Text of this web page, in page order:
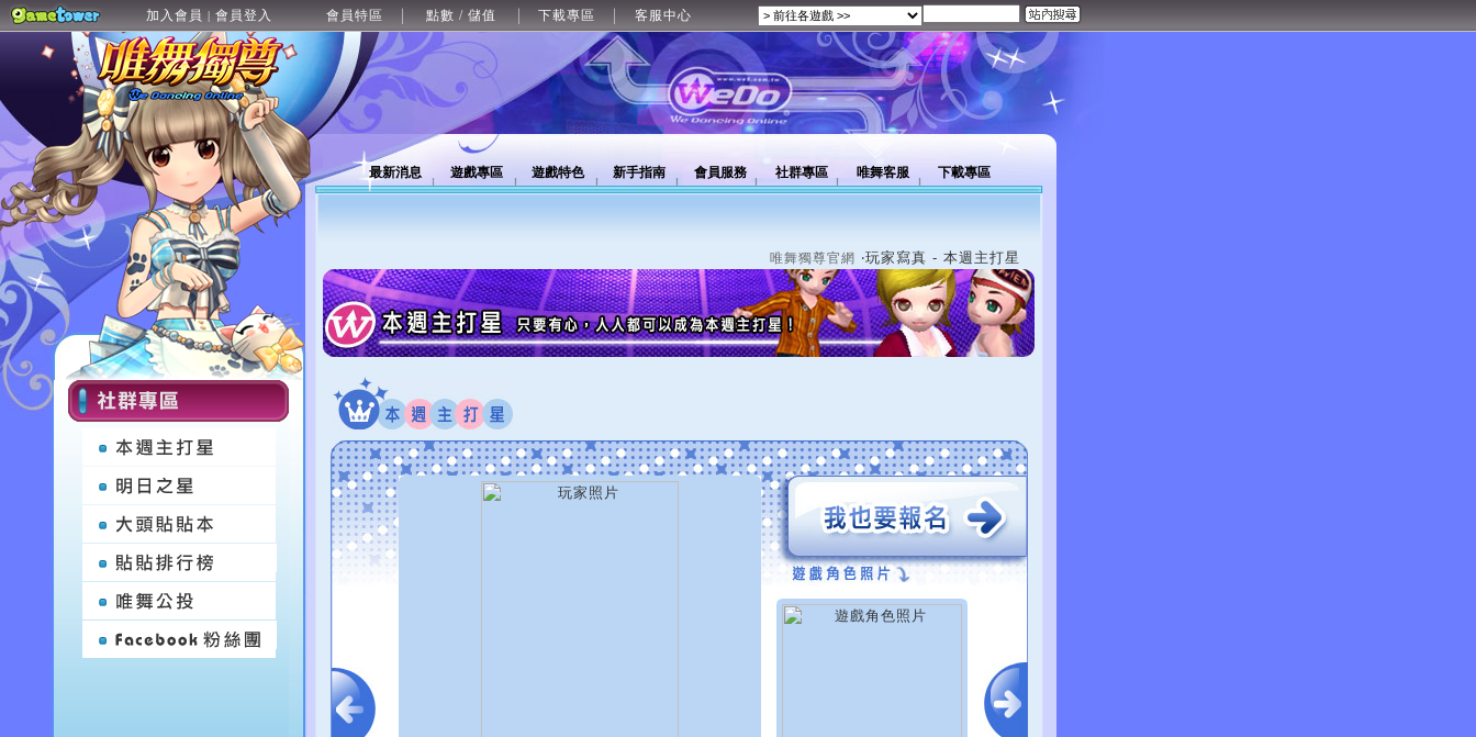
加入會員 | 會員登入 會員特區 點數 / 儲值 下載專區 客服中心
最新消息 遊戲專區 遊戲特色 新手指南 會員服務 社群專區 唯舞客服 下載專區
唯舞獨尊官網 ‧玩家寫真 - 本週主打星